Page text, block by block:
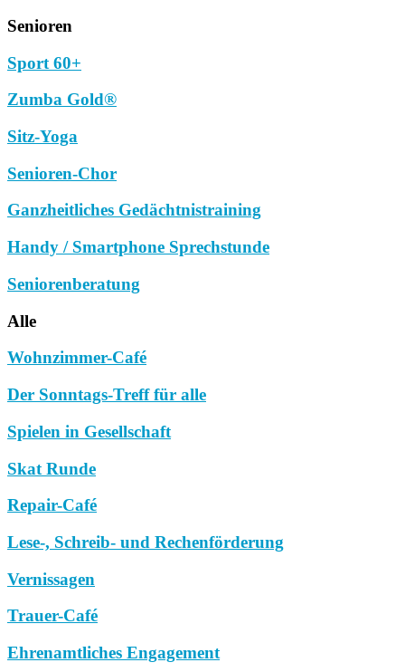
Senioren
Sport 60+
Zumba Gold®
Sitz-Yoga
Senioren-Chor
Ganzheitliches Gedächtnistraining
Handy / Smartphone Sprechstunde
Seniorenberatung
Alle
Wohnzimmer-Café
Der Sonntags-Treff für alle
Spielen in Gesellschaft
Skat Runde
Repair-Café
Lese-, Schreib- und Rechenförderung
Vernissagen
Trauer-Café
Ehrenamtliches Engagement